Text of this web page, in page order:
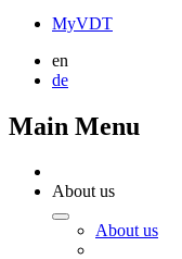
MyVDT
en
de
Main Menu
About us
About us